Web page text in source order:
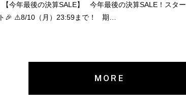
【今年最後の決算SALE】 今年最後の決算SALE！スター
ト🎉 ⚠️8/10（月）23:59まで！ 期…
MORE